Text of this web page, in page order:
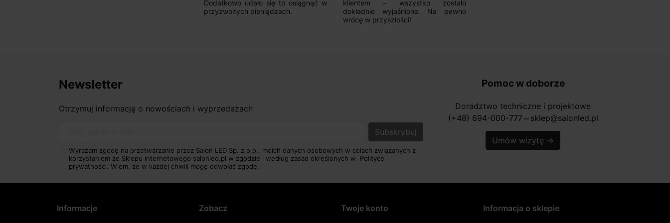
klientem – wszystko zostało
dokładnie wyjaśnione. Na pewno
Newsletter
Otrzymuj informację o nowościach i wyprzedażach
Wyrażam zgodę na przetwarzanie przez Salon LED Sp. z o.o., moich danych osobowych w celach związanych z
korzystaniem ze Sklepu internetowego salonled.pl w zgodzie i według zasad określonych w Polityce
prywatności. Wiem, że w każdej chwili mogę odwołać zgodę.
Pomoc w doborze
Doradztwo techniczne i projektowe
(+48) 694-000-777 horizontal_rule sklep@salonled.pl
Umów wizytę →
Informacje Zobacz Twoje konto Informacja o sklepie